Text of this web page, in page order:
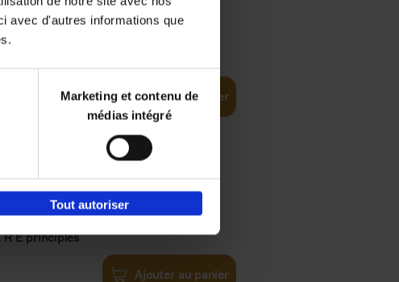
avec d'autres informations que
Marketing et contenu de
médias intégré
Tout autoriser
Ajouter au panier
E principles €34,99
Ajouter au panier